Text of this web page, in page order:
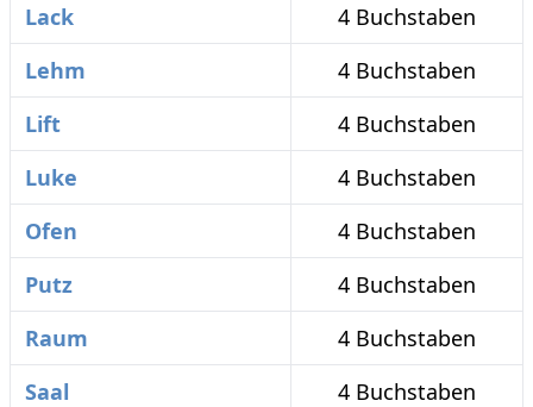
Lack
4 Buchstaben
Lehm
4 Buchstaben
Lift
4 Buchstaben
Luke
4 Buchstaben
Ofen
4 Buchstaben
Putz
4 Buchstaben
Raum
4 Buchstaben
Saal
4 Buchstaben